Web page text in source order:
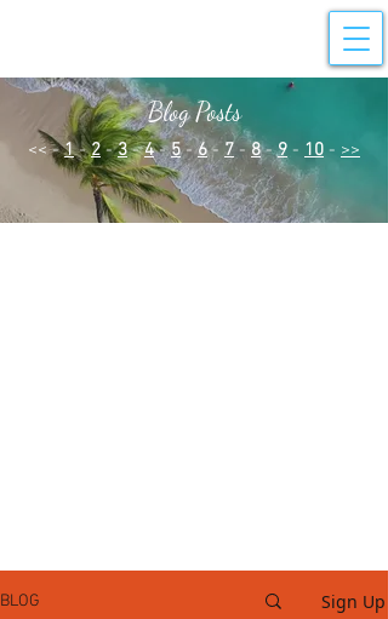
Blog Posts
<< - 1 - 2-3 -4 -5-6- 7 -8 - 9 - 10 - >>
BLOG Sign Up